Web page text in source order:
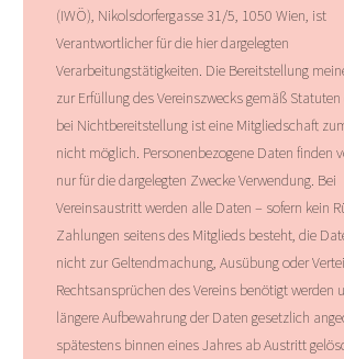
(IWÖ), Nikolsdorfergasse 31/5, 1050 Wien, ist
Verantwortlicher für die hier dargelegten
Verarbeitungstätigkeiten. Die Bereitstellung
zur Erfüllung des Vereinszwecks gemäß
bei Nichtbereitstellung ist eine Mitgliedschaft
nicht möglich. Personenbezogene Daten finden
nur für die dargelegten Zwecke Verwendung. Bei
Vereinsaustritt werden alle Daten – sofern kein
Zahlungen seitens des Mitglieds besteht, die
nicht zur Geltendmachung, Ausübung oder
Rechtsansprüchen des Vereins benötigt werden
längere Aufbewahrung der Daten gesetzlich
spätestens binnen eines Jahres ab Austritt